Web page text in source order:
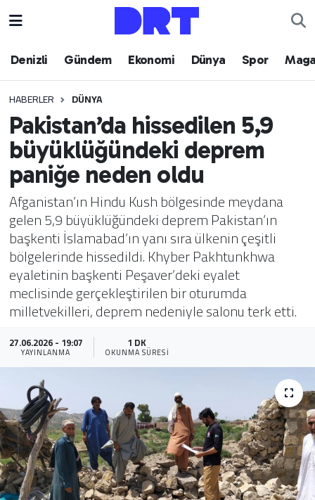
Denizli Gündem Ekonomi Dünya Spor
HABERLER DÜNYA
Pakistan’da hissedilen 5,9
büyüklüğündeki deprem
paniğe neden oldu
Afganistan’ın Hindu Kush bölgesinde meydana
gelen 5,9 büyüklüğündeki deprem Pakistan’ın
başkenti İslamabad’ın yanı sıra ülkenin çeşitli
bölgelerinde hissedildi. Khyber Pakhtunkhwa
eyaletinin başkenti Peşaver’deki eyalet
meclisinde gerçekleştirilen bir oturumda
milletvekilleri, deprem nedeniyle salonu terk etti.
27.06.2026 - 19:07
YAYINLANMA
1 DK
OKUNMA SÜRESI
Denizli
Gündem
Ekonomi
Dünya
Spor
Magazin
Teknoloji
Yaşam
Sağlık
Yazarlar
Resmi İlan
Resmi Reklam
Hava Durumu
Trafik Durumu
Puan Durumu ve Fikstür
Tüm Manşetler
Son Dakika Haberleri
Haber Arşivi